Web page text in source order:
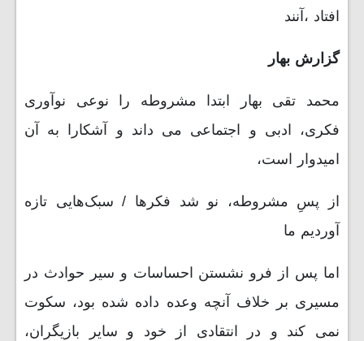
افتاد ،آنند
گزارش بهار
محمد تقی بهار ابتدا مشروطه را نوعی نوآوری
فکری، ادبی و اجتماعی می داند و آشکارا به آن
امیدوار است،
از پسِ مشروطه، نو شد فکرها / سبک‌هایی تازه
آوردیم ما
اما پس از فرو نشستن احساسات و سیر حوادث در
مسیری بر خلاف آنچه وعده داده شده بود، سکوت
نمی کند و در انتقادی از خود و سایر بازیگران،